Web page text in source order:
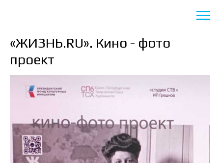
«ЖИЗНЬ.RU». Кино - фото
проект